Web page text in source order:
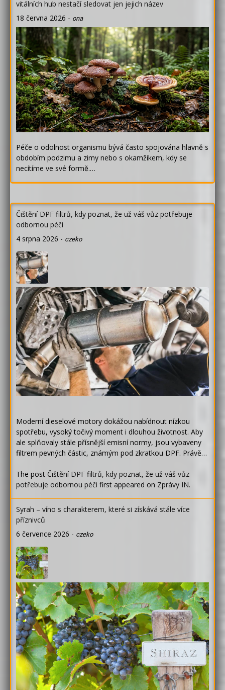
vitálních hub nestačí sledovat jen jejich název
18 června 2026 - ona
Péče o odolnost organismu bývá často spojována hlavně s
obdobím podzimu a zimy nebo s okamžikem, kdy se
necítíme ve své formě.…
Čištění DPF filtrů, kdy poznat, že už váš vůz potřebuje
odbornou péči
4 srpna 2026 - czeko
Moderní dieselové motory dokážou nabídnout nízkou
spotřebu, vysoký točivý moment i dlouhou životnost. Aby
ale splňovaly stále přísnější emisní normy, jsou vybaveny
filtrem pevných částic, známým pod zkratkou DPF. Právě…
The post Čištění DPF filtrů, kdy poznat, že už váš vůz
potřebuje odbornou péči first appeared on Zprávy IN.
Syrah – víno s charakterem, které si získává stále více
příznivců
6 července 2026 - czeko